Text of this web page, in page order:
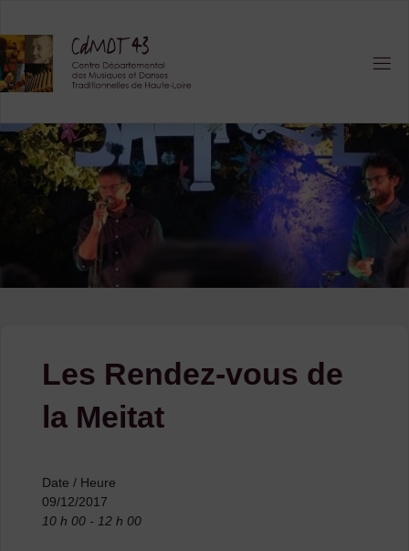
content
Les Rendez-vous de
la Meitat
Date / Heure
09/12/2017
10 h 00 - 12 h 00